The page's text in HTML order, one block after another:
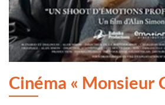
Cinéma « Monsieur